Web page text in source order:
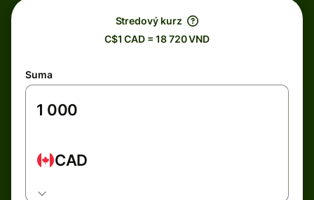
Stredový kurz
C$1 CAD = 18 720 VND
Suma
CAD